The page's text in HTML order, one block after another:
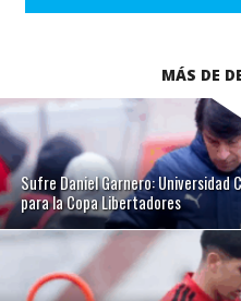
MÁS DE
Sufre Daniel Garnero: Universidad
para la Copa Libertadores